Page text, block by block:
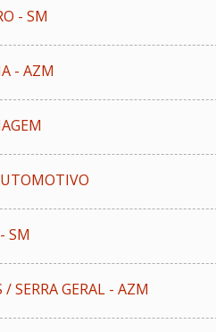
- SM
- AZM
SM
SERRA GERAL - AZM